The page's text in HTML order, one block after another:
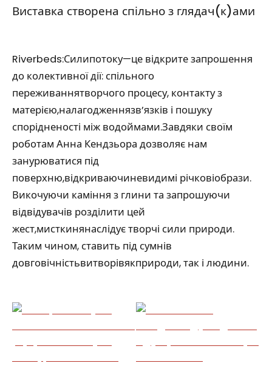
Виставка створена спільно з глядач(к)ами
Riverbeds:Силипотоку—це відкрите запрошення
до колективної дії: спільного
переживаннятворчого процесу, контакту з
матерією,налагодженнязв’язків і пошуку
спорідненості між водоймами.Завдяки своїм
роботам Анна Кендзьора дозволяє нам
занурюватися під
поверхню,відкриваючиневидимі річковіобрази.
Викочуючи каміння з глини та запрошуючи
відвідувачів розділити цей
жест,мисткинянаслідує творчі сили природи.
Таким чином, ставить під сумнів
довговічністьвитворівякприроди, так і людини.